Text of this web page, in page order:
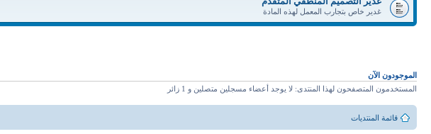
غدير خاص بتجارب المعمل لهذه المادة
الموجودون الآن
المستخدمون المتصفحون لهذا المنتدى: لا يوجد أعضاء مسجلين متصلين و 1 زائر
قائمة المنتديات